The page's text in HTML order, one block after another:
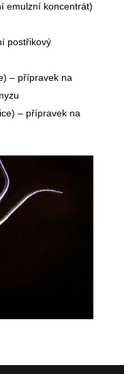
emulzní koncentrát)
postřikový
– přípravek na
– přípravek na